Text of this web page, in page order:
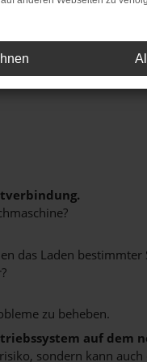
das Laden
zu beheben.
auf dem
sondern kann